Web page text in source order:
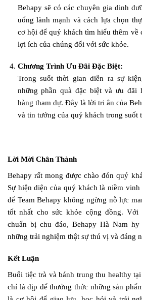
Behapy sẽ có các chuyên gia dinh
uống lành mạnh và cách lựa chọn
cơ hội để quý khách tìm hiểu thêm về
lợi ích của chúng đối với sức khỏe.
Chương Trình Ưu Đãi Đặc Biệt:
Trong suốt thời gian diễn ra sự
những phần quà đặc biệt và ưu đãi
hàng tham dự. Đây là lời tri ân của
và tin tưởng của quý khách trong suốt
Lời Mời Chân Thành
Behapy rất mong được chào đón quý
Sự hiện diện của quý khách là niềm
để Team Behapy không ngừng nỗ lực
tốt nhất cho sức khỏe cộng đồng.
chuẩn bị chu đáo, Behapy Hà Nam
những trải nghiệm thật sự thú vị và đáng
Kết Luận
Buổi tiệc trà và bánh trung thu healthy
chỉ là dịp để thưởng thức những sản